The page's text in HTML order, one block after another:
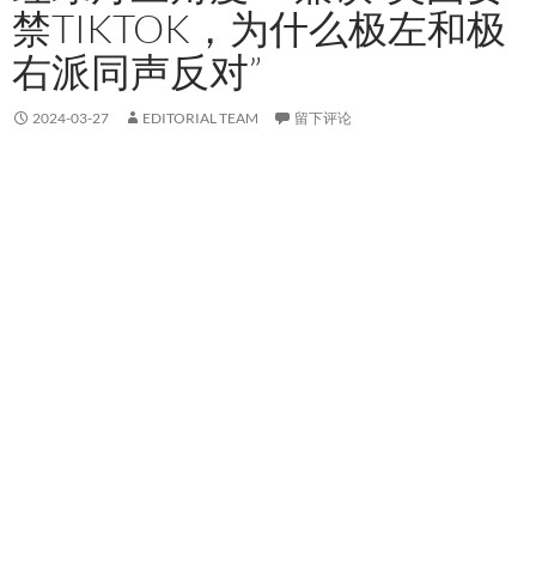
禁TIKTOK，为什么极左和极
右派同声反对”
2024-03-27 EDITORIAL TEAM 留下评论